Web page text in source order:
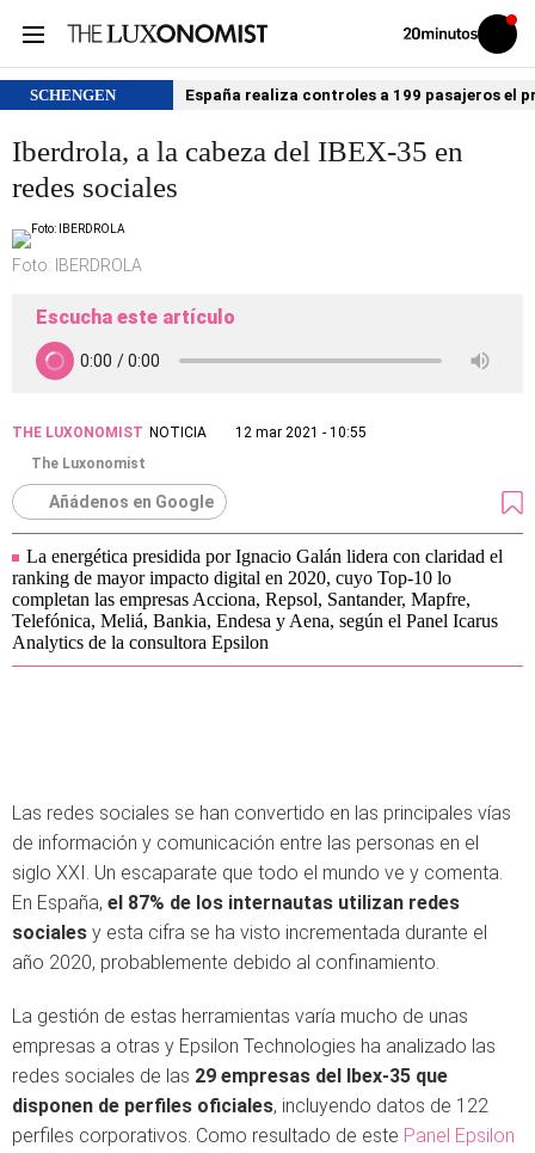
Volver
Iniciar
sesión
SCHENGEN España realiza controles a 199 pasajeros el
Iberdrola, a la cabeza del IBEX-35 en
redes sociales
Foto: IBERDROLA
Escucha este artículo
THE LUXONOMIST NOTICIA
12 mar 2021 - 10:55
The Luxonomist
Añádenos en Google
La energética presidida por Ignacio Galán lidera con claridad el
ranking de mayor impacto digital en 2020, cuyo Top-10 lo
completan las empresas Acciona, Repsol, Santander, Mapfre,
Telefónica, Meliá, Bankia, Endesa y Aena, según el Panel Icarus
Analytics de la consultora Epsilon
Las redes sociales se han convertido en las principales vías
de información y comunicación entre las personas en el
siglo XXI. Un escaparate que todo el mundo ve y comenta.
En España, el 87% de los internautas utilizan redes
sociales y esta cifra se ha visto incrementada durante el
año 2020, probablemente debido al confinamiento.
La gestión de estas herramientas varía mucho de unas
empresas a otras y Epsilon Technologies ha analizado las
redes sociales de las 29 empresas del Ibex-35 que
disponen de perfiles oficiales, incluyendo datos de 122
perfiles corporativos. Como resultado de este Panel Epsilon